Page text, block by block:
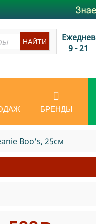
9 - 21
БРЕНДЫ
Boo's, 25см